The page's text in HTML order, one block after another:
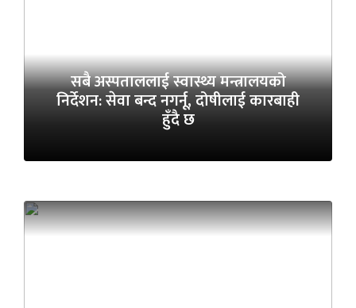
सबै अस्पताललाई स्वास्थ्य मन्त्रालयको
निर्देशन: सेवा बन्द नगर्नू, दोषीलाई कारबाही
हुँदै छ